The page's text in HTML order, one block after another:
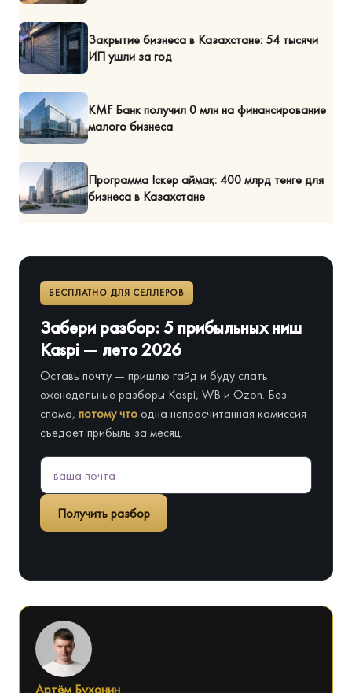
Закрытие бизнеса в Казахстане: 54 тысячи
ИП ушли за год
KMF Банк получил 0 млн на финансирование
малого бизнеса
Программа Іскер аймақ: 400 млрд тенге для
бизнеса в Казахстане
БЕСПЛАТНО ДЛЯ СЕЛЛЕРОВ
Забери разбор: 5 прибыльных ниш
Kaspi — лето 2026
Оставь почту — пришлю гайд и буду слать
еженедельные разборы Kaspi, WB и Ozon. Без
спама, потому чтоодна непросчитанная комиссия
съедает прибыль за месяц.
Получить разбор
Артём Бухонин